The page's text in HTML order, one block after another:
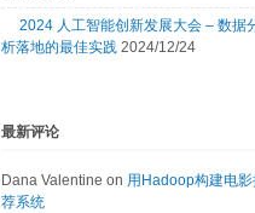
2024 人工智能创新发展大会 – 数据
析落地的最佳实践 2024/12/24
最新评论
Dana Valentine on 用Hadoop构建电影
荐系统